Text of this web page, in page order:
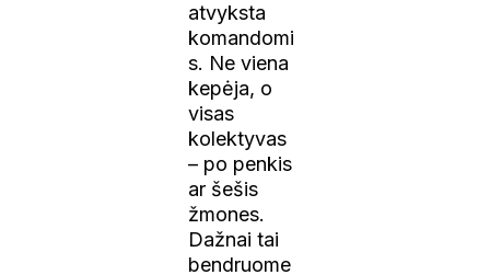
atvyksta
komandomi
s. Ne viena
kepėja, o
visas
kolektyvas
– po penkis
ar šešis
žmones.
Dažnai tai
bendruome